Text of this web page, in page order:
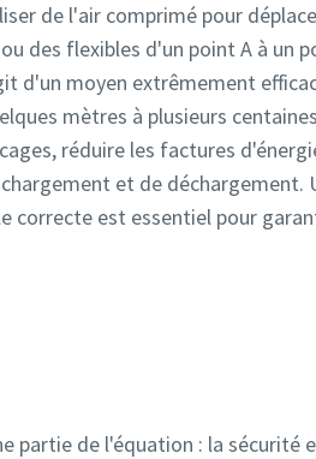
de l'air comprimé pour
des flexibles d'un point A à un
d'un moyen extrêmement
mètres à plusieurs
réduire les factures
et de déchargement.
correcte est essentiel pour
partie de l'équation : la sécurité